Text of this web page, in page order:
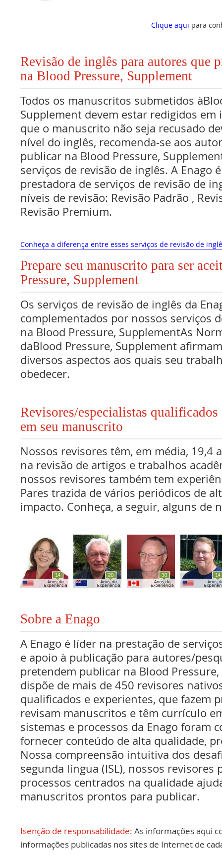
Clique aqui para
Revisão de inglês para autores que
na Blood Pressure, Supplement
Todos os manuscritos submetidos
Supplement devem estar redigidos em
que o manuscrito não seja recusado
nível do inglês, recomenda-se aos
publicar na Blood Pressure,
serviços de revisão de inglês. A Enago
prestadora de serviços de revisão de
níveis de revisão: Revisão Padrão ,
Revisão Premium.
Conheça a diferença entre esses serviços de revisão de
Prepare seu manuscrito para ser
Pressure, Supplement
Os serviços de revisão de inglês da
complementados por nossos serviços
na Blood Pressure, SupplementAs
daBlood Pressure, Supplement
diversos aspectos aos quais seu
obedecer.
Revisores/especialistas
em seu manuscrito
Nossos revisores têm, em média, 19,4
na revisão de artigos e trabalhos
nossos revisores também tem
Pares trazida de vários periódicos de
impacto. Conheça, a seguir, alguns de
Sobre a Enago
A Enago é líder na prestação de
e apoio à publicação para autores/
pretendem publicar na Blood
dispõe de mais de 450 revisores
qualificados e experientes, que fazem
revisam manuscritos e têm currículo
sistemas e processos da Enago foram
fornecer conteúdo de alta qualidade,
Nossa compreensão intuitiva dos
segunda língua (ISL), nossos revisores
processos centrados na qualidade
manuscritos prontos para publicar.
Isenção de responsabilidade: As informações aqui
informações publicadas nos sites de Internet de